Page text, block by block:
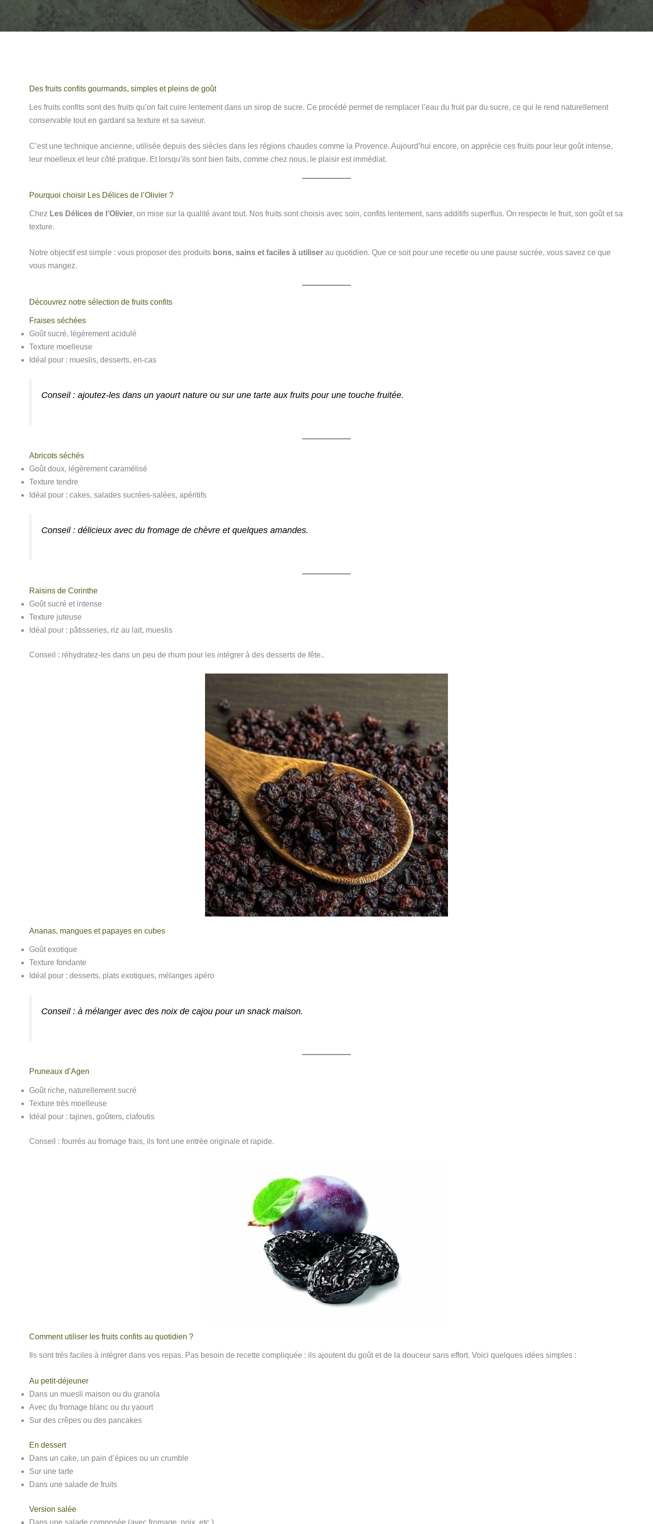
Des fruits confits gourmands, simples et pleins de goût
Les fruits confits sont des fruits qu’on fait cuire lentement dans un sirop de sucre. Ce procédé permet de remplacer l’eau du fruit par du sucre, ce qui le rend naturellement
conservable tout en gardant sa texture et sa saveur.
C’est une technique ancienne, utilisée depuis des siècles dans les régions chaudes comme la Provence. Aujourd’hui encore, on apprécie ces fruits pour leur goût intense,
leur moelleux et leur côté pratique. Et lorsqu’ils sont bien faits, comme chez nous, le plaisir est immédiat.
Pourquoi choisir Les Délices de l’Olivier ?
Chez Les Délices de l’Olivier, on mise sur la qualité avant tout. Nos fruits sont choisis avec soin, confits lentement, sans additifs superflus. On respecte le fruit, son goût et sa
texture.
Notre objectif est simple : vous proposer des produits bons, sains et faciles à utiliser au quotidien. Que ce soit pour une recette ou une pause sucrée, vous savez ce que
vous mangez.
Découvrez notre sélection de fruits confits
Fraises séchées
Goût sucré, légèrement acidulé
Texture moelleuse
Idéal pour : mueslis, desserts, en-cas
Conseil : ajoutez-les dans un yaourt nature ou sur une tarte aux fruits pour une touche fruitée.
Abricots séchés
Goût doux, légèrement caramélisé
Texture tendre
Idéal pour : cakes, salades sucrées-salées, apéritifs
Conseil : délicieux avec du fromage de chèvre et quelques amandes.
Raisins de Corinthe
Goût sucré et intense
Texture juteuse
Idéal pour : pâtisseries, riz au lait, mueslis
Conseil : réhydratez-les dans un peu de rhum pour les intégrer à des desserts de fête..
Ananas, mangues et papayes en cubes
Goût exotique
Texture fondante
Idéal pour : desserts, plats exotiques, mélanges apéro
Conseil : à mélanger avec des noix de cajou pour un snack maison.
Pruneaux d’Agen
Goût riche, naturellement sucré
Texture très moelleuse
Idéal pour : tajines, goûters, clafoutis
Conseil : fourrés au fromage frais, ils font une entrée originale et rapide.
Comment utiliser les fruits confits au quotidien ?
Ils sont très faciles à intégrer dans vos repas. Pas besoin de recette compliquée : ils ajoutent du goût et de la douceur sans effort. Voici quelques idées simples :
Au petit-déjeuner
Dans un muesli maison ou du granola
Avec du fromage blanc ou du yaourt
Sur des crêpes ou des pancakes
En dessert
Dans un cake, un pain d’épices ou un crumble
Sur une tarte
Dans une salade de fruits
Version salée
Dans une salade composée (avec fromage, noix, etc.)